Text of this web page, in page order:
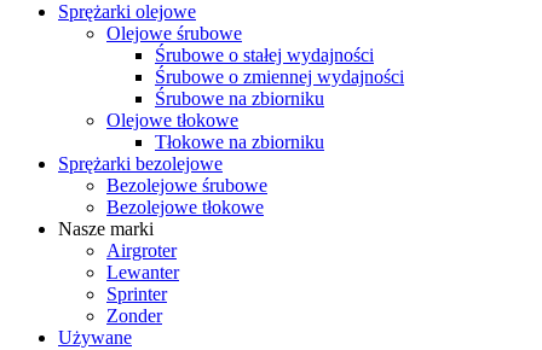
Sprężarki olejowe
Olejowe śrubowe
Śrubowe o stałej wydajności
Śrubowe o zmiennej wydajności
Śrubowe na zbiorniku
Olejowe tłokowe
Tłokowe na zbiorniku
Sprężarki bezolejowe
Bezolejowe śrubowe
Bezolejowe tłokowe
Nasze marki
Airgroter
Lewanter
Sprinter
Zonder
Używane